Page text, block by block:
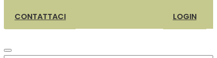
CONTATTACI LOGIN